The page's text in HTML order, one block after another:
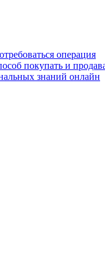
операция
покупать и
знаний онлайн